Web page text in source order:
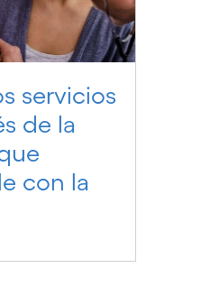
servicios
de la
con la